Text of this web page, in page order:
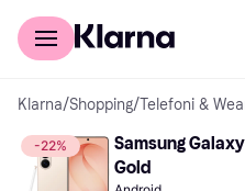
Per il tuo shopping
Klarna/Shopping/Telefoni &
-22%
Samsung
Gold